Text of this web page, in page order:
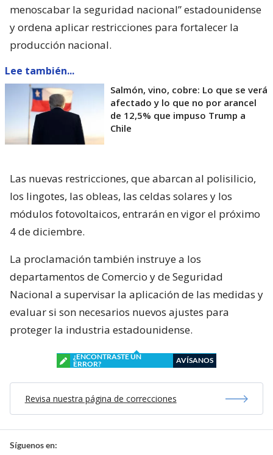
menoscabar la seguridad nacional” estadounidense
y ordena aplicar restricciones para fortalecer la
producción nacional.
Lee también...
Salmón, vino, cobre: Lo que se verá
afectado y lo que no por arancel
de 12,5% que impuso Trump a
Chile
Las nuevas restricciones, que abarcan al polisilicio,
los lingotes, las obleas, las celdas solares y los
módulos fotovoltaicos, entrarán en vigor el próximo
4 de diciembre.
La proclamación también instruye a los
departamentos de Comercio y de Seguridad
Nacional a supervisar la aplicación de las medidas y
evaluar si son necesarios nuevos ajustes para
proteger la industria estadounidense.
¿ENCONTRASTE UN
ERROR?
AVÍSANOS
Revisa nuestra página de correcciones
Síguenos en: